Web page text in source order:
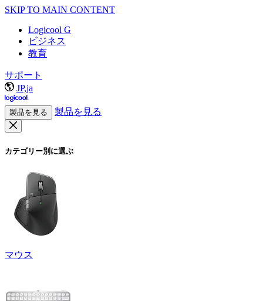
SKIP TO MAIN CONTENT
Logicool G
ビジネス
教育
サポート
JP,ja
製品を見る 製品を見る
カテゴリー別に選ぶ
マウス